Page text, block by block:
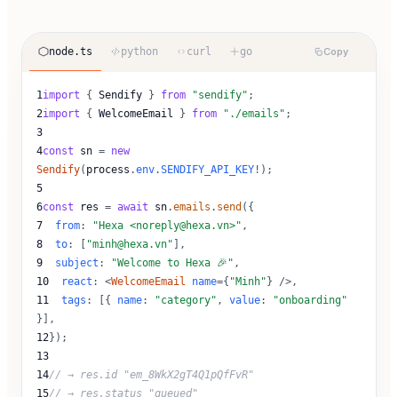
node.ts python curl go Copy
1import { Sendify } from "sendify" ;
2import { WelcomeEmail } from "./emails" ;
3
4const sn = new
Sendify( process .env.SENDIFY_API_KEY !);
5
6const res = await sn.emails . send ({
7
from: "Hexa <noreply@hexa.vn>" ,
8
to: "minh@hexa.vn" ],
9
subject : "Welcome to Hexa 🎉" ,
10
react : <WelcomeEmail name={ "Minh" }
/>,
11
tags : { name: "category" , value:
"onboarding"
}],
12});
13
14// → res.id "em_8WkX2gT4Q1pQfFvR"
15// → res.status "queued"